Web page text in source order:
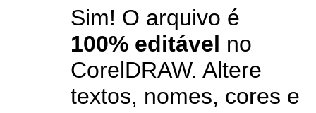
Sim! O arquivo é
100% editável no
CorelDRAW. Altere
textos, nomes, cores e